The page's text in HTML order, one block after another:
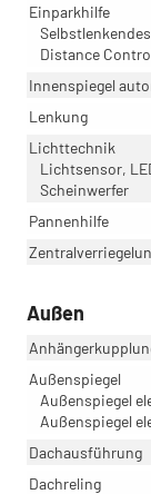
Einparkhilfe
Distance
Innenspiegel
Lenkung
Lichttechnik
Lichtsensor,
Scheinwerfer
Pannenhilfe
Außen
Außenspiegel
Außenspiegel
Außenspiegel
Dachausführung
Dachreling